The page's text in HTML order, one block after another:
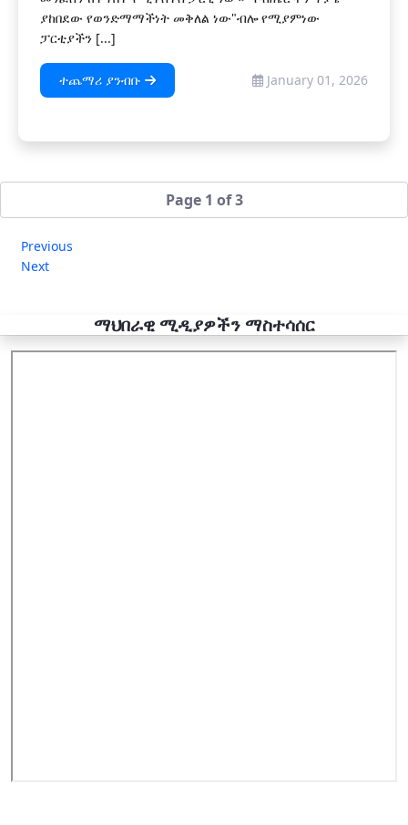
ያከበደው የወንድማማችነት መቅለል ነው"ብሎ የሚያምነው
ፓርቲያችን [...]
ተጨማሪ ያንብቡ January 01, 2026
Page 1 of 3
Previous
Next
ማህበራዊ ሚዲያዎችን ማስተሳሰር